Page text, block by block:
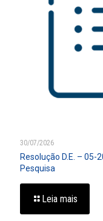
30/07/2026
Resolução D.E. –
Pesquisa
Leia mais